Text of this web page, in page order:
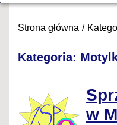
Strona główna
Kategoria:
w